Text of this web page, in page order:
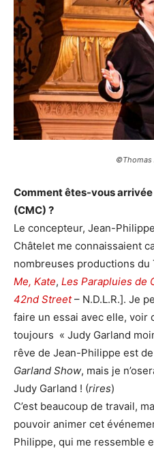
©Thomas
Comment êtes-vous
(CMC) ?
Le concepteur, Jean-
Châtelet me connaissaient
nombreuses productions du
Me, Kate, Les Parapluies de
42nd Street– N.D.L.R.]. Je
faire un essai avec elle, voir
toujours « Judy Garland
rêve de Jean-Philippe est
Garland Show, mais je
Judy Garland ! (rires)
C’est beaucoup de travail,
pouvoir animer cet
Philippe, qui me ressemble